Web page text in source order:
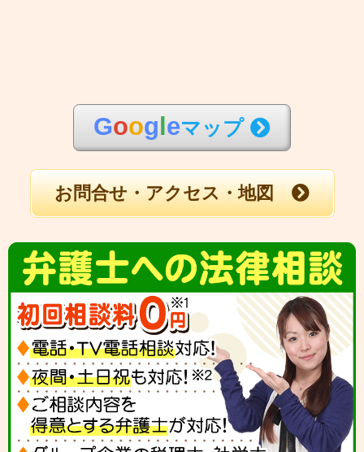
Googleマップ
お問合せ・アクセス・地図